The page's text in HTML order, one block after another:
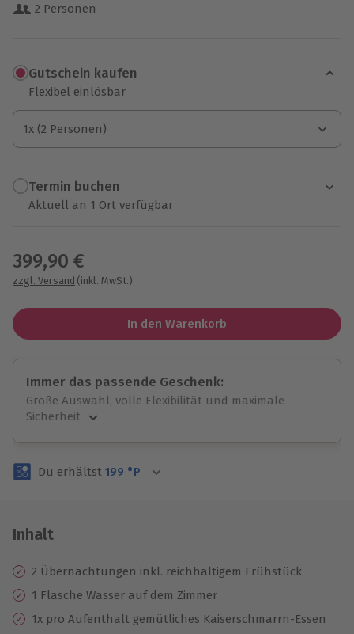
2 Personen
Gutschein kaufen
Flexibel einlösbar
1x (2 Personen)
1x (2 Personen)
1x (2 Personen)
Termin buchen
Aktuell an 1 Ort verfügbar
399,90 €
zzgl. Versand (inkl. MwSt.)
In den Warenkorb
Immer das passende Geschenk:
Große Auswahl, volle Flexibilität und maximale
Sicherheit
Volle Flexibilität
3 Jahre gültig & verlängerbar.
Du erhältst 199 °P
Inhalt
2 Übernachtungen inkl. reichhaltigem Frühstück
1 Flasche Wasser auf dem Zimmer
1x pro Aufenthalt gemütliches Kaiserschmarrn-Essen